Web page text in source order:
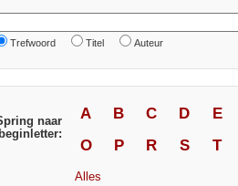
Trefwoord Titel Auteur
naar
beginletter:
A B C D
E
O
P R S T
Alles